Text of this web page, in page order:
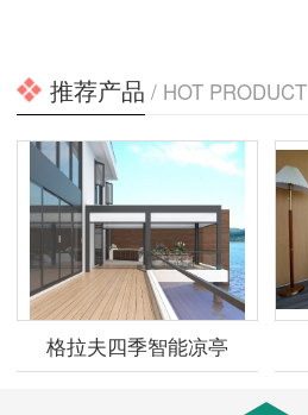
推荐产品 / HOT PRODUCT
格拉夫四季智能凉亭